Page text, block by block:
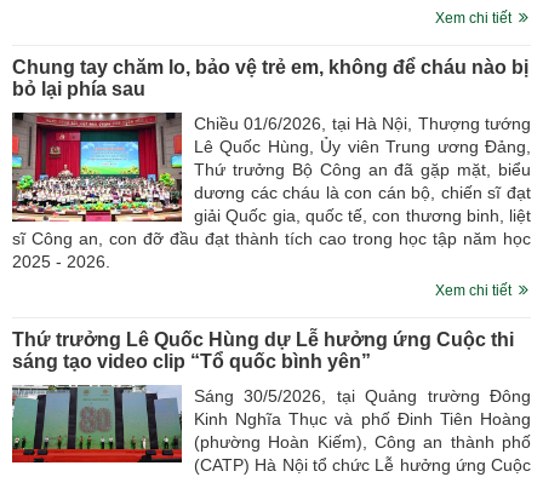
Xem chi tiết
Chung tay chăm lo, bảo vệ trẻ em, không để cháu nào bị
bỏ lại phía sau
Chiều 01/6/2026, tại Hà Nội, Thượng tướng
Lê Quốc Hùng, Ủy viên Trung ương Đảng,
Thứ trưởng Bộ Công an đã gặp mặt, biểu
dương các cháu là con cán bộ, chiến sĩ đạt
giải Quốc gia, quốc tế, con thương binh, liệt
sĩ Công an, con đỡ đầu đạt thành tích cao trong học tập năm học
2025 - 2026.
Xem chi tiết
Thứ trưởng Lê Quốc Hùng dự Lễ hưởng ứng Cuộc thi
sáng tạo video clip “Tổ quốc bình yên”
Sáng 30/5/2026, tại Quảng trường Đông
Kinh Nghĩa Thục và phố Đinh Tiên Hoàng
(phường Hoàn Kiếm), Công an thành phố
(CATP) Hà Nội tổ chức Lễ hưởng ứng Cuộc